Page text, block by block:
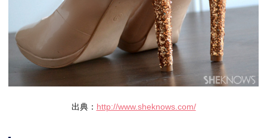
出典： http://www.sheknows.com/